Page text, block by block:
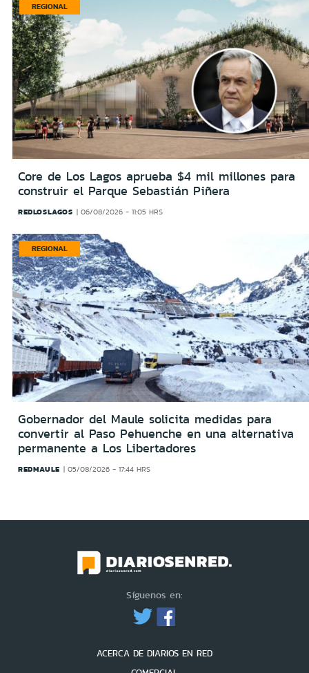
REGIONAL
Core de Los Lagos aprueba $4 mil millones para
construir el Parque Sebastián Piñera
REDLOSLAGOS 06/08/2026 - 11:05 HRS
REGIONAL
Gobernador del Maule solicita medidas para
convertir al Paso Pehuenche en una alternativa
permanente a Los Libertadores
REDMAULE 05/08/2026 - 17:44 HRS
Síguenos en:
ACERCA DE DIARIOS EN RED